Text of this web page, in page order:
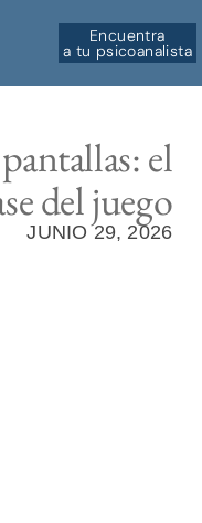
Encuentra
a tu psicoanalista
el
del juego
JUNIO 29, 2026